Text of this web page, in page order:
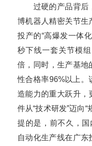
过硬的产品背后
博机器人精密关节生
投产的“高爆发一体
秒下线一套关节模
倍，同时，生产基地
性合格率96%以上。
造能力的重大跃升，
件从“技术研发”迈向
提的是，前不久，
自动化生产线在广